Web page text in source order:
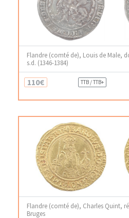
Flandre (comté de), Louis de Male,
s.d. (1346-1384)
110€ TTB / TTB+
Flandre (comté de), Charles Quint,
Bruges